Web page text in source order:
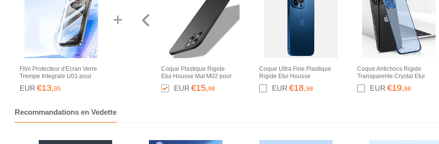
Film Protecteur d'Ecran Verre
Trempe Integrale U01 pour
Apple iPhone 14 Pro Max Noir
EUR €13,95
Coque Plastique Rigide
Etui Housse Mat M02 pour
Apple iPhone 14 Pro Max
Noir
EUR €15,98
Coque Ultra Fine Plastique
Rigide Etui Housse
Transparente U02 pour
Apple iPhone 14 Pro Max
EUR €18,98
Coque Antichocs Rigide
Transparente Crystal Etui
Housse H05 pour Apple
iPhone 14 Pro Max Bleu
EUR €19,98
Recommandations en Vedette